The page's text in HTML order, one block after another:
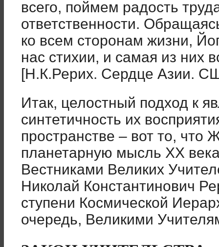
всего, поймем радость
ответственности.
ко всем сторонам жизни,
нас стихии, и самая из них
[Н.К.Рерих. Сердце Азии.
Итак, целостный подход к
синтетичность их
пространстве – вот то, что
планетарную мысль XX
Вестниками Великих
Николай Константинович
ступени Космической
очередь, Великими